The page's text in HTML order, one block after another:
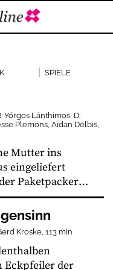
SPIELE
Yórgos Lánthimos, D:
Plemons, Aidan Delbis,
Mutter ins
eingeliefert
Paketpacker
geistig
Cousin Dan
Begeistert von
zieht
Kroske, 113 min
Eckpfeiler der